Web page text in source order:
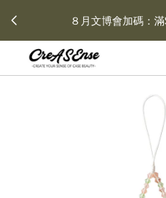
８月文博會加碼：